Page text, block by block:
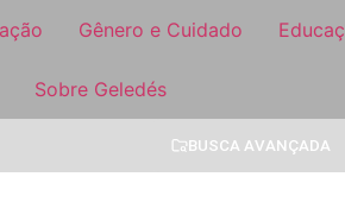
Gênero e Cuidado
Sobre Geledés
BUSCA AVANÇADA